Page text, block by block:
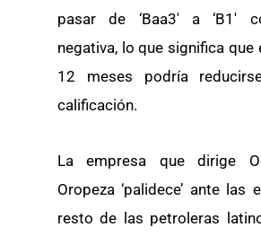
pasar de ‘Baa3′ a ‘B1′
negativa, lo que significa que
12 meses podría
calificación.
La empresa que dirige
Oropeza ‘palidece’ ante las
resto de las petroleras